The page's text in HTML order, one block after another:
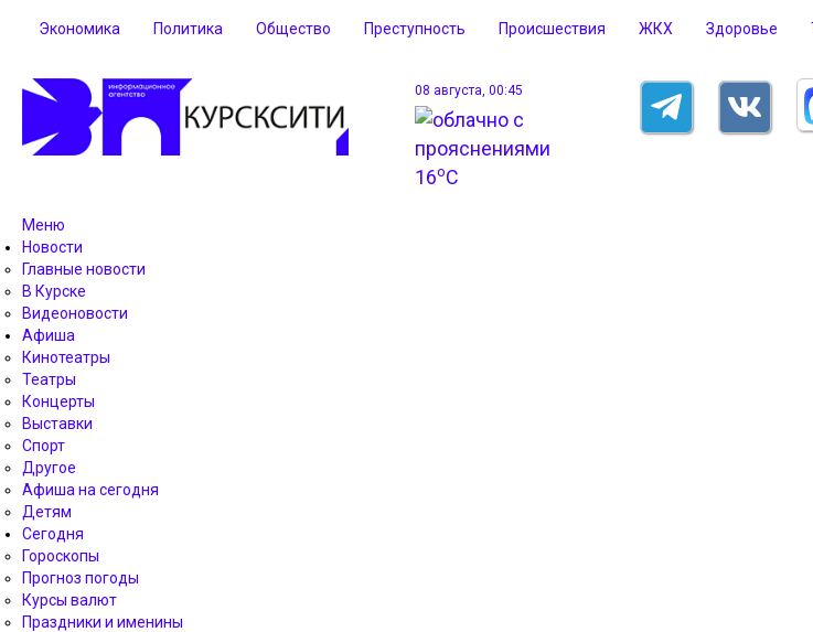
Экономика Политика Общество Преступность Происшествия ЖКХ Здоровье
08 августа, 00:45
16oC
Меню
Новости
Главные новости
В Курске
Видеоновости
Афиша
Кинотеатры
Театры
Концерты
Выставки
Спорт
Другое
Афиша на сегодня
Детям
Сегодня
Гороскопы
Прогноз погоды
Курсы валют
Праздники и именины